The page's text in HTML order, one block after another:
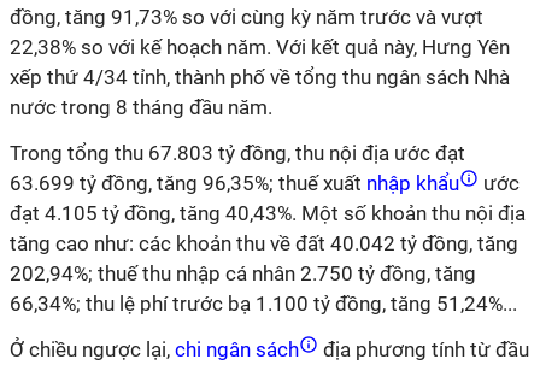
đồng, tăng 91,73% so với cùng kỳ năm trước và vượt
22,38% so với kế hoạch năm. Với kết quả này, Hưng Yên
xếp thứ 4/34 tỉnh, thành phố về tổng thu ngân sách Nhà
nước trong 8 tháng đầu năm.
Trong tổng thu 67.803 tỷ đồng, thu nội địa ước đạt
63.699 tỷ đồng, tăng 96,35%; thuế xuất nhập khẩu
ước
đạt 4.105 tỷ đồng, tăng 40,43%. Một số khoản thu nội địa
tăng cao như: các khoản thu về đất 40.042 tỷ đồng, tăng
202,94%; thuế thu nhập cá nhân 2.750 tỷ đồng, tăng
66,34%; thu lệ phí trước bạ 1.100 tỷ đồng, tăng 51,24%...
Ở chiều ngược lại, chi ngân sách
địa phương tính từ đầu